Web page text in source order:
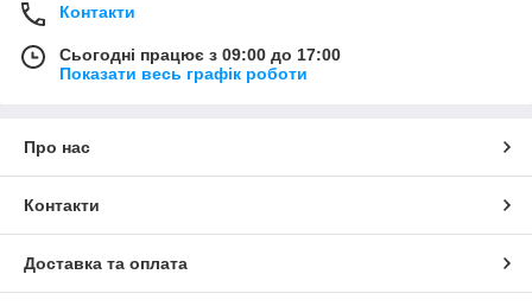
Контакти
Сьогодні працює з 09:00 до 17:00
Показати весь графік роботи
Про нас
Контакти
Доставка та оплата